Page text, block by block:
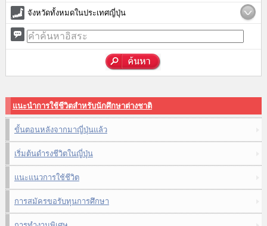
จังหวัดทั้งหมดในประเทศญี่ปุ่น
แนะนำการใช้ชีวิตสำหรับนักศึกษาต่างชาติ
ขั้นตอนหลังจากมาญี่ปุ่นแล้ว
เริ่มต้นดำรงชีวิตในญี่ปุ่น
แนะแนวการใช้ชีวิต
การสมัครขอรับทุนการศึกษา